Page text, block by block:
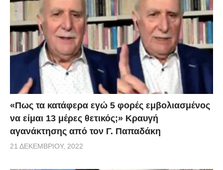
«Πως τα κατάφερα εγώ 5 φορές εμβoλιασμένος
να είμαι 13 μέρες θετικός;» Κραυγή
αγανάκτησης από τον Γ. Παπαδάκη
21 ΔΕΚΕΜΒΡΊΟΥ, 2022